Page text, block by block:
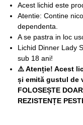
Acest lichid este
Atentie: Contine
dependenta.
A se pastra in loc
Lichid Dinner Lady
sub 18 ani!
⚠️ Atenție! Acest
și emită gustul de
FOLOSEȘTE
REZISTENȚE